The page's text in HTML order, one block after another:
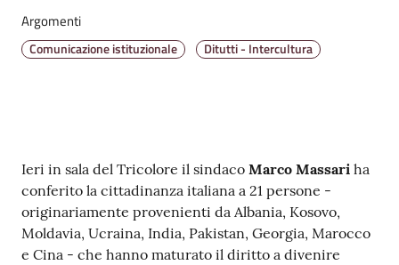
i
s
m
e
n
t
i
Argomenti
Comunicazione istituzionale Ditutti - Intercultura
Contenuto
Ieri in sala del Tricolore il sindaco Marco Massari ha
conferito la cittadinanza italiana a 21 persone -
originariamente provenienti da Albania, Kosovo,
Moldavia, Ucraina, India, Pakistan, Georgia, Marocco
e Cina - che hanno maturato il diritto a divenire